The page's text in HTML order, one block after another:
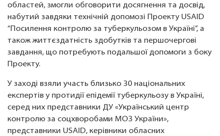
областей, змогли обговорити досягнення та досвід,
набутий завдяки технічній допомозі Проекту USAID
“Посилення контролю за туберкульозом в Україні”, а
також життєздатність здобутків та першочергові
завдання, що потребують подальшої допомоги з боку
Проекту.
У заході взяли участь близько 30 національних
експертів у протидії епідемії туберкульозу в Україні,
серед них представники ДУ «Український центр
контролю за соцхворобами МОЗ України»,
представники USAID, керівники обласних